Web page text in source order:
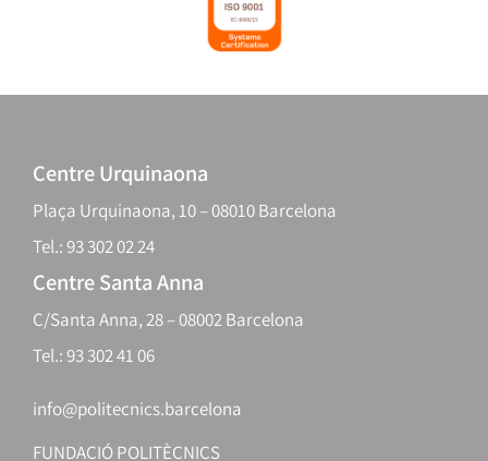
Centre Urquinaona
Plaça Urquinaona, 10 – 08010 Barcelona
Tel.: 93 302 02 24
Centre Santa Anna
C/Santa Anna, 28 – 08002 Barcelona
Tel.: 93 302 41 06
info@politecnics.barcelona
FUNDACIÓ POLITÈCNICS